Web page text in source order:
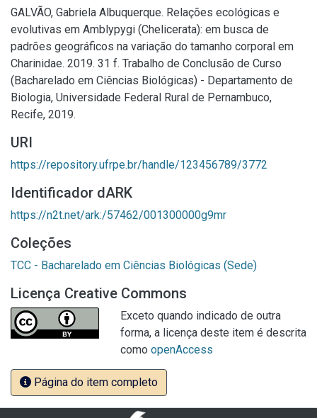
GALVÃO, Gabriela Albuquerque. Relações ecológicas e
evolutivas em Amblypygi (Chelicerata): em busca de
padrões geográficos na variação do tamanho corporal em
Charinidae. 2019. 31 f. Trabalho de Conclusão de Curso
(Bacharelado em Ciências Biológicas) - Departamento de
Biologia, Universidade Federal Rural de Pernambuco,
Recife, 2019.
URI
https://repository.ufrpe.br/handle/123456789/3772
Identificador dARK
https://n2t.net/ark:/57462/001300000g9mr
Coleções
TCC - Bacharelado em Ciências Biológicas (Sede)
Licença Creative Commons
Exceto quando indicado de outra
forma, a licença deste item é descrita
como openAccess
Página do item completo